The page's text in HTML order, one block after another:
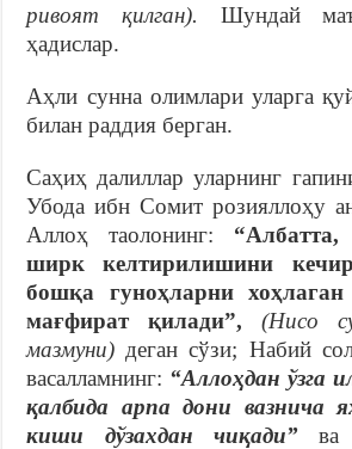
ривоят қилган). Шундай
ҳадислар.
Аҳли сунна олимлари уларга
билан раддия берган.
Саҳиҳ далиллар уларнинг
Убода ибн Сомит розияллоҳу
Аллоҳ таолонинг:
ширк келтирилишини
бошқа гуноҳларни хоҳлаган
мағфират қилади”,
(Нисо
мазмуни) деган сўзи; Набий
васалламнинг: “Аллоҳдан ўзга
қалбида арпа дони вазнича
киши дўзахдан чиқади”ва